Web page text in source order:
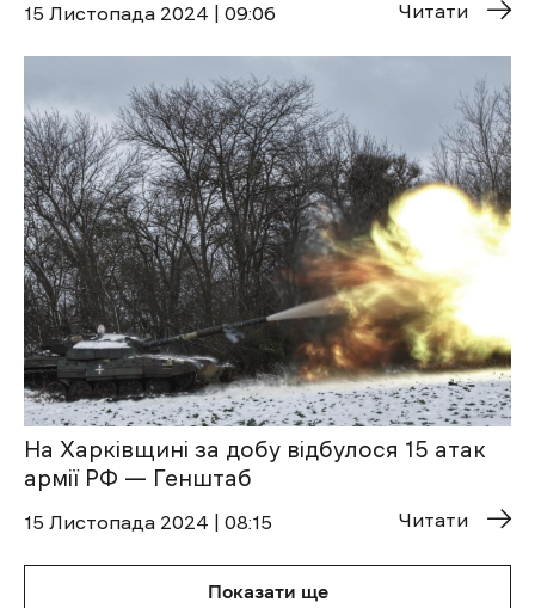
15 Листопада 2024 | 09:06 Читати
На Харківщині за добу відбулося 15 атак
армії РФ — Генштаб
15 Листопада 2024 | 08:15 Читати
Показати ще